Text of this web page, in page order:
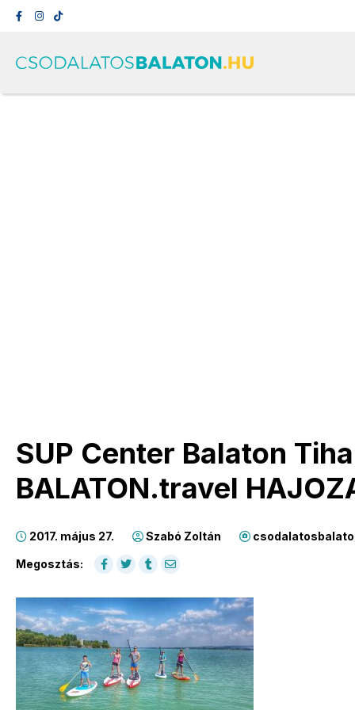
SUP Center Balaton
BALATON.travel
2017. május 27. Szabó Zoltán
Megosztás: